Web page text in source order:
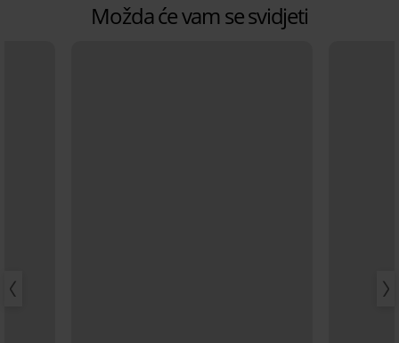
Možda će vam se svidjeti